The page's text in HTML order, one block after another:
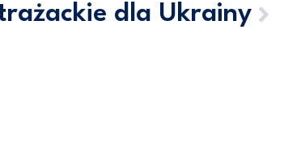
dla Ukrainy